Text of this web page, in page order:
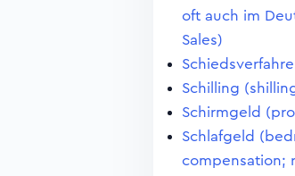
oft auch im
Sales)
Schilling
Schirmgeld
Schlafgeld
compensation;